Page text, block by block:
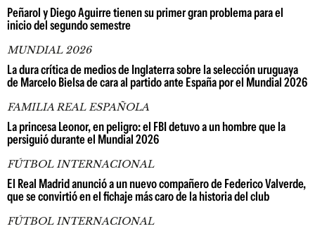
Peñarol y Diego Aguirre tienen su primer gran problema para el
inicio del segundo semestre
MUNDIAL 2026
La dura crítica de medios de Inglaterra sobre la selección uruguaya
de Marcelo Bielsa de cara al partido ante España por el Mundial 2026
FAMILIA REAL ESPAÑOLA
La princesa Leonor, en peligro: el FBI detuvo a un hombre que la
persiguió durante el Mundial 2026
FÚTBOL INTERNACIONAL
El Real Madrid anunció a un nuevo compañero de Federico Valverde,
que se convirtió en el fichaje más caro de la historia del club
FÚTBOL INTERNACIONAL